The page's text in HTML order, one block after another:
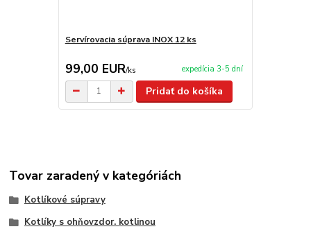
Servírovacia súprava INOX 12 ks
99,00 EUR/ks expedícia 3-5 dní
Pridať do košíka
Tovar zaradený v kategóriách
Kotlíkové súpravy
Kotlíky s ohňovzdor. kotlinou